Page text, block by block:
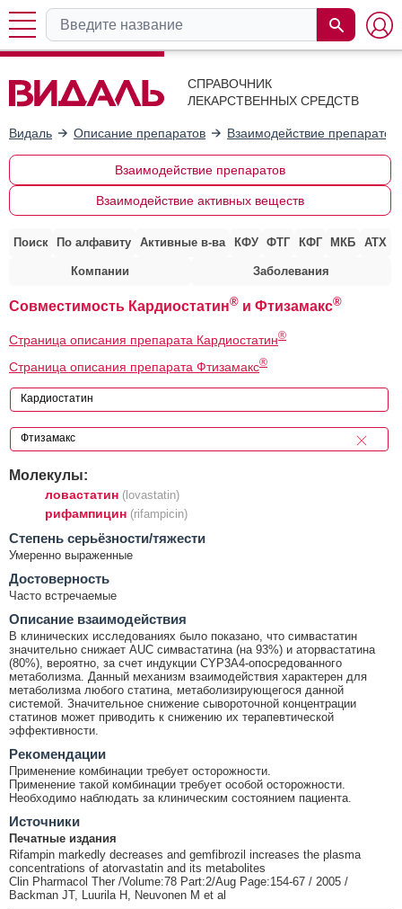
СПРАВОЧНИК
ЛЕКАРСТВЕННЫХ СРЕДСТВ
Видаль Описание препаратов Взаимодействие препаратов
Взаимодействие препаратов
Взаимодействие активных веществ
Поиск По алфавиту Активные в-ва КФУ ФТГ КФГ МКБ АТХ
Компании Заболевания
Совместимость Кардиостатин® и Фтизамакс®
Страница описания препарата Кардиостатин®
Страница описания препарата Фтизамакс®
Молекулы:
ловастатин (lovastatin)
рифампицин (rifampicin)
Cтепень серьёзности/тяжести
Умеренно выраженные
Достоверность
Часто встречаемые
Описание взаимодействия
В клинических исследованиях было показано, что симвастатин
значительно снижает AUC симвастатина (на 93%) и аторвастатина
(80%), вероятно, за счет индукции CYP3A4-опосредованного
метаболизма. Данный механизм взаимодействия характерен для
метаболизма любого статина, метаболизирующегося данной
системой. Значительное снижение сывороточной концентрации
статинов может приводить к снижению их терапевтической
эффективности.
Рекомендации
Применение комбинации требует осторожности.
Применение такой комбинации требует особой осторожности.
Необходимо наблюдать за клиническим состоянием пациента.
Источники
Печатные издания
Rifampin markedly decreases and gemfibrozil increases the plasma
concentrations of atorvastatin and its metabolites
Clin Pharmacol Ther /Volume:78 Part:2/Aug Page:154-67 / 2005 /
Backman JT, Luurila H, Neuvonen M et al